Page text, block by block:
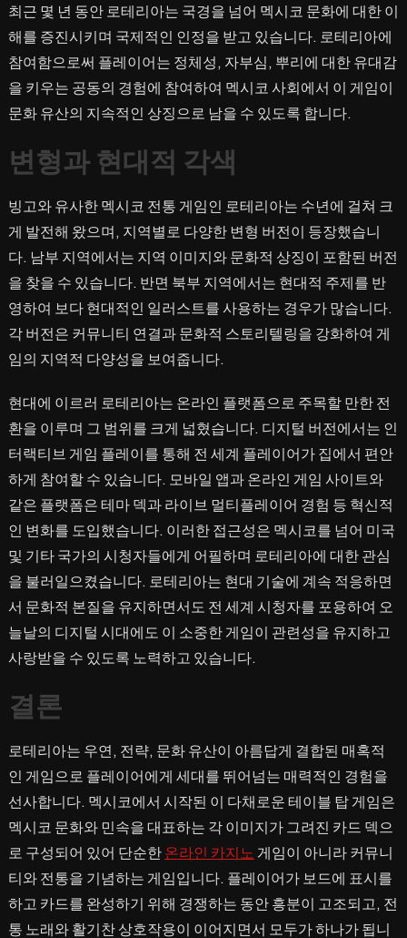
최근 몇 년 동안 로테리아는 국경을 넘어 멕시코 문화에 대한 이
해를 증진시키며 국제적인 인정을 받고 있습니다. 로테리아에
참여함으로써 플레이어는 정체성, 자부심, 뿌리에 대한 유대감
을 키우는 공동의 경험에 참여하여 멕시코 사회에서 이 게임이
문화 유산의 지속적인 상징으로 남을 수 있도록 합니다.
변형과 현대적 각색
빙고와 유사한 멕시코 전통 게임인 로테리아는 수년에 걸쳐 크
게 발전해 왔으며, 지역별로 다양한 변형 버전이 등장했습니
다. 남부 지역에서는 지역 이미지와 문화적 상징이 포함된 버전
을 찾을 수 있습니다. 반면 북부 지역에서는 현대적 주제를 반
영하여 보다 현대적인 일러스트를 사용하는 경우가 많습니다.
각 버전은 커뮤니티 연결과 문화적 스토리텔링을 강화하여 게
임의 지역적 다양성을 보여줍니다.
현대에 이르러 로테리아는 온라인 플랫폼으로 주목할 만한 전
환을 이루며 그 범위를 크게 넓혔습니다. 디지털 버전에서는 인
터랙티브 게임 플레이를 통해 전 세계 플레이어가 집에서 편안
하게 참여할 수 있습니다. 모바일 앱과 온라인 게임 사이트와
같은 플랫폼은 테마 덱과 라이브 멀티플레이어 경험 등 혁신적
인 변화를 도입했습니다. 이러한 접근성은 멕시코를 넘어 미국
및 기타 국가의 시청자들에게 어필하며 로테리아에 대한 관심
을 불러일으켰습니다. 로테리아는 현대 기술에 계속 적응하면
서 문화적 본질을 유지하면서도 전 세계 시청자를 포용하여 오
늘날의 디지털 시대에도 이 소중한 게임이 관련성을 유지하고
사랑받을 수 있도록 노력하고 있습니다.
결론
로테리아는 우연, 전략, 문화 유산이 아름답게 결합된 매혹적
인 게임으로 플레이어에게 세대를 뛰어넘는 매력적인 경험을
선사합니다. 멕시코에서 시작된 이 다채로운 테이블 탑 게임은
멕시코 문화와 민속을 대표하는 각 이미지가 그려진 카드 덱으
로 구성되어 있어 단순한 온라인 카지노 게임이 아니라 커뮤니
티와 전통을 기념하는 게임입니다. 플레이어가 보드에 표시를
하고 카드를 완성하기 위해 경쟁하는 동안 흥분이 고조되고, 전
통 노래와 활기찬 상호작용이 이어지면서 모두가 하나가 됩니